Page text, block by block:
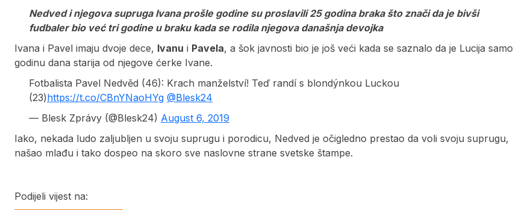
Nedved i njegova supruga Ivana prošle godine su proslavili 25 godina braka što znači da je bivši
fudbaler bio već tri godine u braku kada se rodila njegova današnja devojka
Ivana i Pavel imaju dvoje dece, Ivanu i Pavela, a šok javnosti bio je još veći kada se saznalo da je Lucija samo
godinu dana starija od njegove ćerke Ivane.
Fotbalista Pavel Nedvěd (46): Krach manželství! Teď randí s blondýnkou Luckou
(23)https://t.co/CBnYNaoHYg @Blesk24
— Blesk Zprávy (@Blesk24) August 6, 2019
Iako, nekada ludo zaljubljen u svoju suprugu i porodicu, Nedved je očigledno prestao da voli svoju suprugu,
našao mlađu i tako dospeo na skoro sve naslovne strane svetske štampe.
Podijeli vijest na: